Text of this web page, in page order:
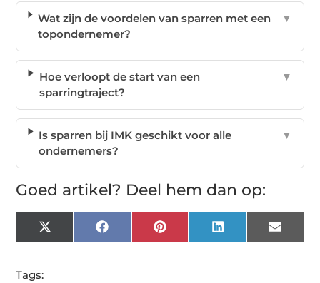
Wat zijn de voordelen van sparren met een
topondernemer?
▼
Hoe verloopt de start van een
sparringtraject?
▼
Is sparren bij IMK geschikt voor alle
ondernemers?
▼
Goed artikel? Deel hem dan op:
X
(Twitter)
FacebookPinterest LinkedIn Email
Tags: